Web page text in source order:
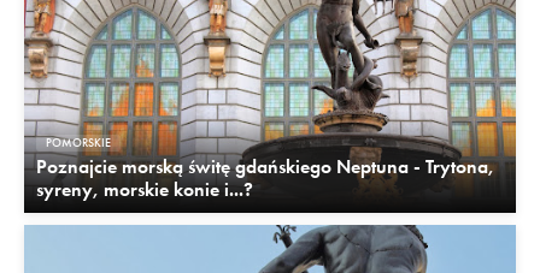
POMORSKIE
Poznajcie morską świtę gdańskiego Neptuna - Trytona,
syreny, morskie konie i...?